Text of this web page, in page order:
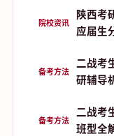
院校资讯
陕西考
应届生
备考方法
二战考
研辅导
备考方法
二战考
班型全